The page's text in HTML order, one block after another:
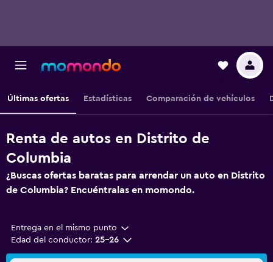
Últimas ofertas Estadísticas Comparación de vehículos
Renta de autos en Distrito de
Columbia
¿Buscas ofertas baratas para arrendar un auto en Distrito
de Columbia? Encuéntralas en momondo.
Entrega en el mismo punto
Edad del conductor: 25-26